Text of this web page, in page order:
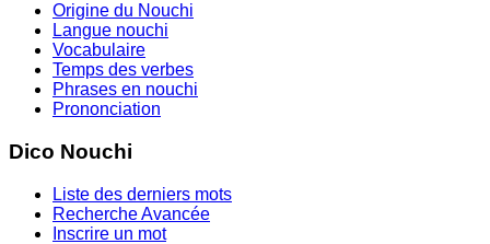
Origine du Nouchi
Langue nouchi
Vocabulaire
Temps des verbes
Phrases en nouchi
Prononciation
Dico Nouchi
Liste des derniers mots
Recherche Avancée
Inscrire un mot